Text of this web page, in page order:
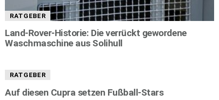
RATGEBER
Land-Rover-Historie: Die verrückt gewordene
Waschmaschine aus Solihull
RATGEBER
Auf diesen Cupra setzen Fußball-Stars